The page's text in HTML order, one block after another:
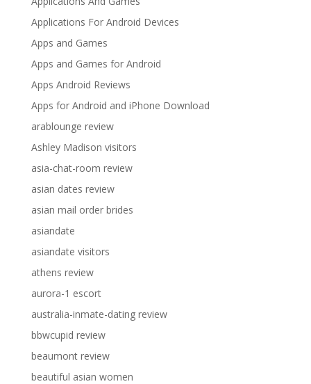
Applications For Android Devices
Apps and Games
Apps and Games for Android
Apps Android Reviews
Apps for Android and iPhone Download
arablounge review
Ashley Madison visitors
asia-chat-room review
asian dates review
asian mail order brides
asiandate
asiandate visitors
athens review
aurora-1 escort
australia-inmate-dating review
bbwcupid review
beaumont review
beautiful asian women